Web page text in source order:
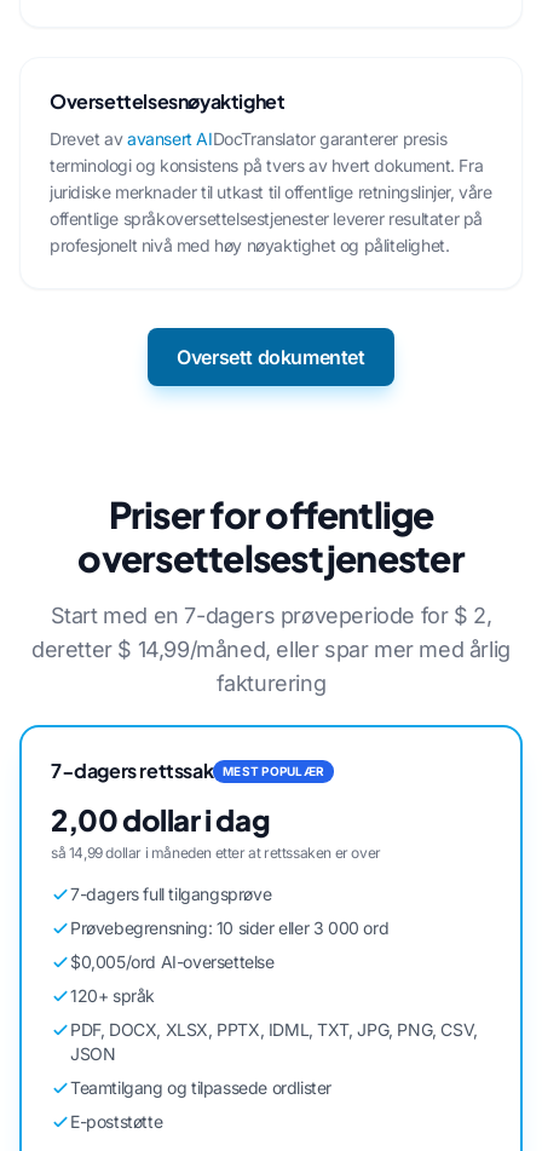
Oversettelsesnøyaktighet
Drevet avavansert AIDocTranslator garanterer presis
terminologi og konsistens på tvers av hvert dokument. Fra
juridiske merknader til utkast til offentlige retningslinjer, våre
offentlige språkoversettelsestjenester leverer resultater på
profesjonelt nivå med høy nøyaktighet og pålitelighet.
Oversett dokumentet
Priser for offentlige
oversettelsestjenester
Start med en 7-dagers prøveperiode for $ 2,
deretter $ 14,99/måned, eller spar mer med årlig
fakturering
7-dagers rettssak MEST POPULÆR
2,00 dollar i dag
så 14,99 dollar i måneden etter at rettssaken er over
7-dagers full tilgangsprøve
Prøvebegrensning: 10 sider eller 3 000 ord
$0,005/ord AI-oversettelse
120+ språk
PDF, DOCX, XLSX, PPTX, IDML, TXT, JPG, PNG, CSV,
JSON
Teamtilgang og tilpassede ordlister
E-poststøtte